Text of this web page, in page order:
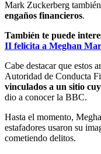
Mark Zuckerberg
engaños financieros.
También te puede
II felicita a Meghan
Cabe destacar que estos
Autoridad de Conducta
vinculados a un sitio
dio a conocer la BBC.
Hasta el momento,
estafadores usaron su
cometiendo delitos.